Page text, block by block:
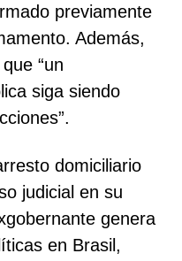
previamente
Además,
“un
siga siendo
domiciliario
judicial en su
genera
en Brasil,